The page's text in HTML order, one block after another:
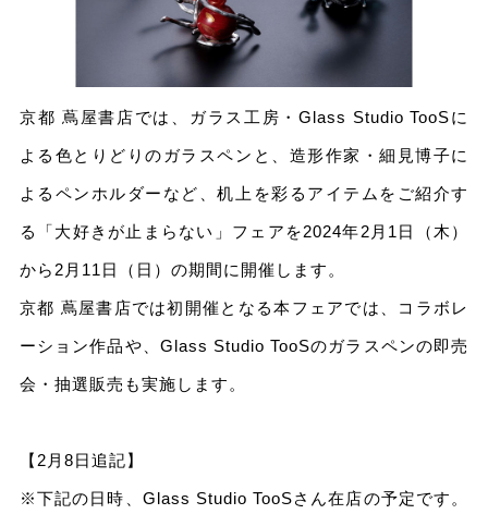
京都 蔦屋書店では、ガラス⼯房・Glass Studio TooSに
よる⾊とりどりのガラスペンと、造形作家・細⾒博⼦に
よるペンホルダーなど、机上を彩るアイテムをご紹介す
る「⼤好きが⽌まらない」フェアを2024年2⽉1⽇（⽊）
から2⽉11⽇（⽇）の期間に開催します。
京都 蔦屋書店では初開催となる本フェアでは、コラボレ
ーション作品や、Glass Studio TooSのガラスペンの即売
会・抽選販売も実施します。
【2月8日追記】
※下記の日時、Glass Studio TooSさん在店の予定です。